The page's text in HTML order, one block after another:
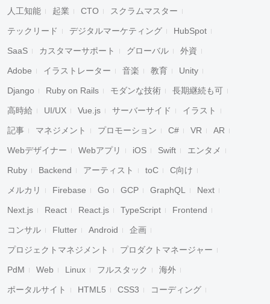
人工知能 起業 CTO スクラムマスター
テックリード デジタルマーケティング HubSpot
SaaS カスタマーサポート グローバル 外資
Adobe イラストレーター 音楽 教育 Unity
Django Ruby on Rails モダンな技術 長期継続も可
高時給 UI/UX Vue.js サーバーサイド イラスト
記事 マネジメント プロモーション C# VR AR
Webデザイナー Webアプリ iOS Swift エンタメ
Ruby Backend アーティスト toC C向け
メルカリ Firebase Go GCP GraphQL Next
Next.js React React.js TypeScript Frontend
コンサル Flutter Android 企画
プロジェクトマネジメント プロダクトマネージャー
PdM Web Linux フルスタック 海外
ポータルサイト HTML5 CSS3 コーディング